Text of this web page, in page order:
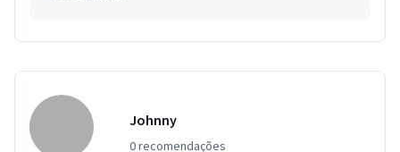
Johnny
0 recomendações